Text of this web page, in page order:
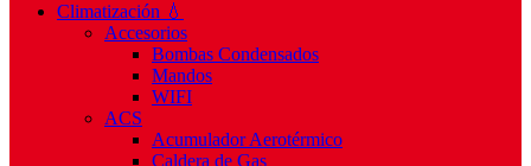
Climatización 💧
Accesorios
Bombas Condensados
Mandos
WIFI
ACS
Acumulador Aerotérmico
Caldera de Gas